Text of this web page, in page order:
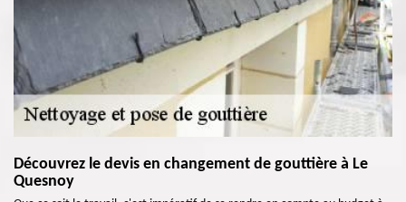
Découvrez le devis en changement de gouttière à Le
Quesnoy